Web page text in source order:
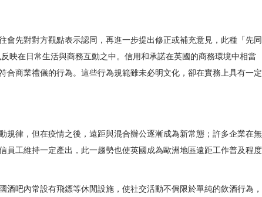
先對對方觀點表示認同，再進一步提出修正或補充意見，此種「先同
映在日常生活與商務互動之中。信用和承諾在英國的商務環境中相當
商業禮儀的行為。這些行為規範雖未必明文化，卻在實務上具有一定
律，但在疫情之後，遠距與混合辦公逐漸成為新常態；許多企業在無
工維持一定產出，此一趨勢也使英國成為歐洲地區遠距工作普及程度
吧內常設有飛鏢等休閒設施，使社交活動不侷限於單純的飲酒行為，